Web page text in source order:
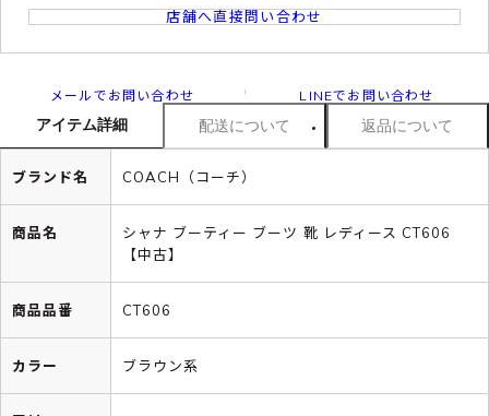
店舗へ直接問い合わせ
メールでお問い合わせ LINEでお問い合わせ
アイテム詳細 配送について 返品について
ブランド名 COACH（コーチ）
商品名
シャナ ブーティー ブーツ 靴 レディース CT606
【中古】
商品品番 CT606
カラー ブラウン系